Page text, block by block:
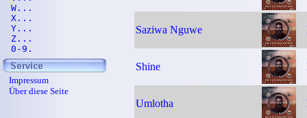
Saziwa Nguwe
Shine
Umlotha
W...
X...
Y...
Z...
0-9.
Impressum
Über diese Seite